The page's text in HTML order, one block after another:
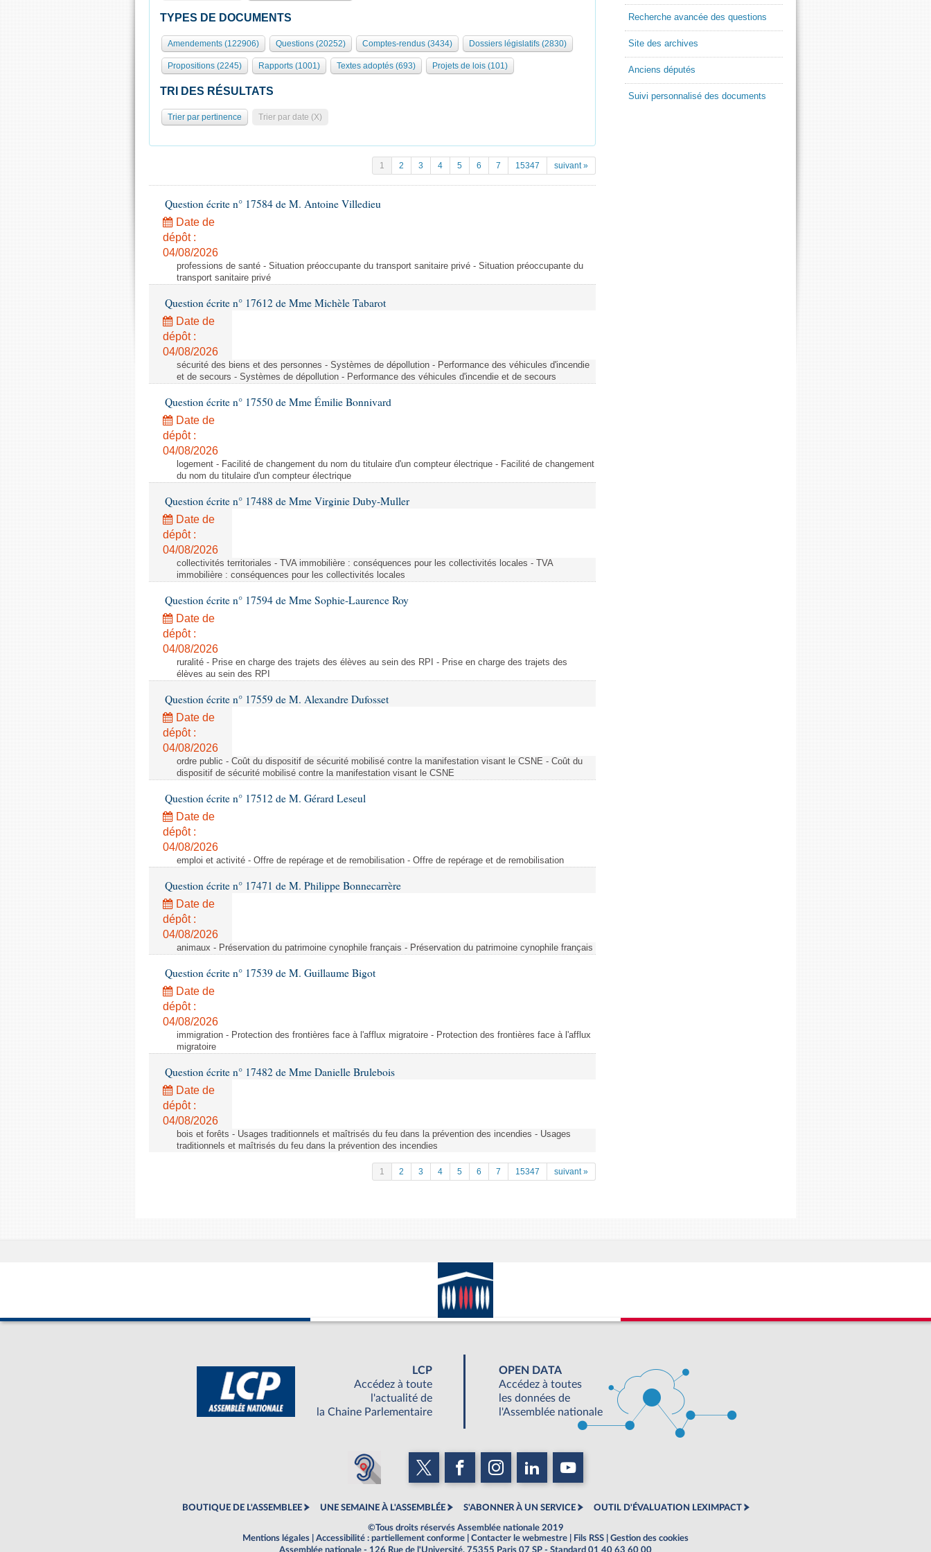
TYPES DE DOCUMENTS
Amendements (122906) Questions (20252) Comptes-rendus (3434) Dossiers législatifs (2830)
Propositions (2245) Rapports (1001) Textes adoptés (693) Projets de lois (101)
TRI DES RÉSULTATS
Trier par pertinence Trier par date (X)
1 2 3 4 5 6 7 15347 suivant »
Question écrite n° 17584 de M. Antoine Villedieu
Date de
dépôt :
04/08/2026
professions de santé - Situation préoccupante du transport sanitaire privé - Situation préoccupante du
transport sanitaire privé
Question écrite n° 17612 de Mme Michèle Tabarot
Date de
dépôt :
04/08/2026
sécurité des biens et des personnes - Systèmes de dépollution - Performance des véhicules d'incendie
et de secours - Systèmes de dépollution - Performance des véhicules d'incendie et de secours
Question écrite n° 17550 de Mme Émilie Bonnivard
Date de
dépôt :
04/08/2026
logement - Facilité de changement du nom du titulaire d'un compteur électrique - Facilité de changement
du nom du titulaire d'un compteur électrique
Question écrite n° 17488 de Mme Virginie Duby-Muller
Date de
dépôt :
04/08/2026
collectivités territoriales - TVA immobilière : conséquences pour les collectivités locales - TVA
immobilière : conséquences pour les collectivités locales
Question écrite n° 17594 de Mme Sophie-Laurence Roy
Date de
dépôt :
04/08/2026
ruralité - Prise en charge des trajets des élèves au sein des RPI - Prise en charge des trajets des
élèves au sein des RPI
Question écrite n° 17559 de M. Alexandre Dufosset
Date de
dépôt :
04/08/2026
ordre public - Coût du dispositif de sécurité mobilisé contre la manifestation visant le CSNE - Coût du
dispositif de sécurité mobilisé contre la manifestation visant le CSNE
Question écrite n° 17512 de M. Gérard Leseul
Date de
dépôt :
04/08/2026
emploi et activité - Offre de repérage et de remobilisation - Offre de repérage et de remobilisation
Question écrite n° 17471 de M. Philippe Bonnecarrère
Date de
dépôt :
04/08/2026
animaux - Préservation du patrimoine cynophile français - Préservation du patrimoine cynophile français
Question écrite n° 17539 de M. Guillaume Bigot
Date de
dépôt :
04/08/2026
immigration - Protection des frontières face à l'afflux migratoire - Protection des frontières face à l'afflux
migratoire
Question écrite n° 17482 de Mme Danielle Brulebois
Date de
dépôt :
04/08/2026
bois et forêts - Usages traditionnels et maîtrisés du feu dans la prévention des incendies - Usages
traditionnels et maîtrisés du feu dans la prévention des incendies
1 2 3 4 5 6 7 15347 suivant »
Recherche avancée des questions
Site des archives
Anciens députés
Suivi personnalisé des documents
LCP
Accédez à toute
l'actualité de
la Chaine Parlementaire
OPEN DATA
Accédez à toutes
les données de
l'Assemblée nationale
BOUTIQUE DE L'ASSEMBLEE UNE SEMAINE À L'ASSEMBLÉE S'ABONNER À UN SERVICE OUTIL D'ÉVALUATION LEXIMPACT
©Tous droits réservés Assemblée nationale 2019
Mentions légales
Accessibilité : partiellement conforme Contacter le webmestre Fils RSS
Gestion des cookies
Assemblée nationale - 126 Rue de l'Université, 75355 Paris 07 SP - Standard 01 40 63 60 00